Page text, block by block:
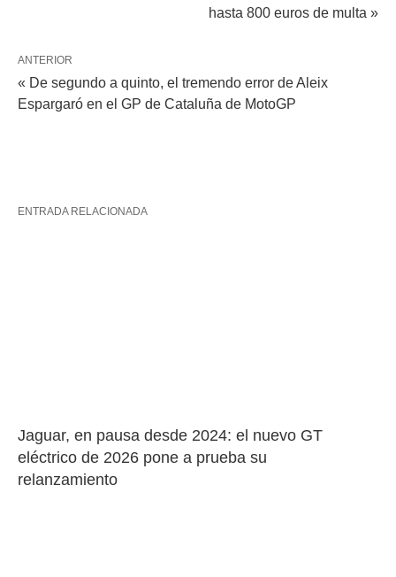
hasta 800 euros de multa »
ANTERIOR
« De segundo a quinto, el tremendo error de Aleix
Espargaró en el GP de Cataluña de MotoGP
ENTRADA RELACIONADA
Jaguar, en pausa desde 2024: el nuevo GT
eléctrico de 2026 pone a prueba su
relanzamiento